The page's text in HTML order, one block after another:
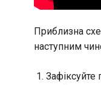
Приблизна
наступним